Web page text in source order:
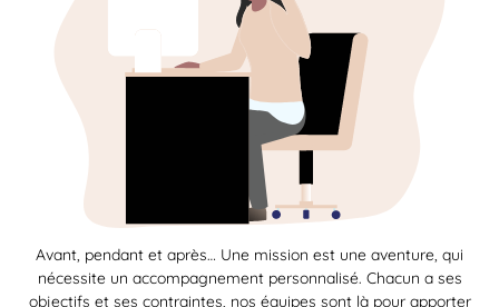
Avant, pendant et après… Une mission est une aventure, qui
nécessite un accompagnement personnalisé. Chacun a ses
objectifs et ses contraintes, nos équipes sont là pour apporter